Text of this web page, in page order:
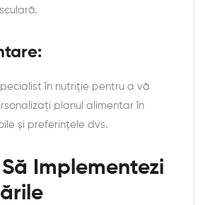
în nutriție pentru a vă
planul alimentar în
și preferințele dvs.
Implementezi